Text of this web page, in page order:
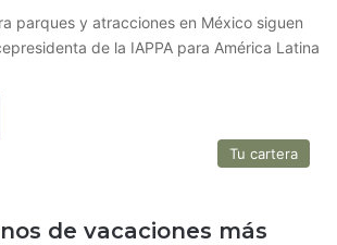
parques y atracciones en México siguen
de la IAPPA para América Latina
Tu cartera
de vacaciones más